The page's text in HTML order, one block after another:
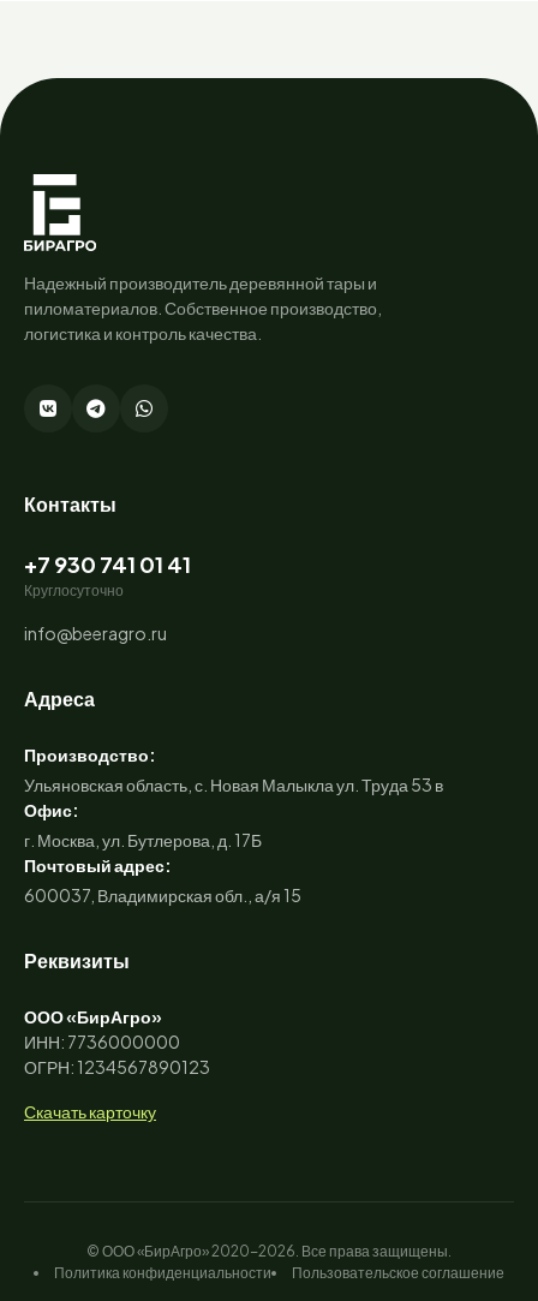
Надежный производитель деревянной тары и
пиломатериалов. Собственное производство,
логистика и контроль качества.
Контакты
+7 930 741 01 41
Круглосуточно
info@beeragro.ru
Адреса
Производство:
Ульяновская область, с. Новая Малыкла ул. Труда 53 в
Офис:
г. Москва, ул. Бутлерова, д. 17Б
Почтовый адрес:
600037, Владимирская обл., а/я 15
Реквизиты
ООО «БирАгро»
ИНН: 7736000000
ОГРН: 1234567890123
Скачать карточку
© ООО «БирАгро» 2020-2026. Все права защищены.
Политика конфиденциальности
Пользовательское соглашение